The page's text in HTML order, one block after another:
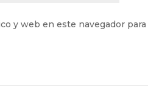
y web en este navegador